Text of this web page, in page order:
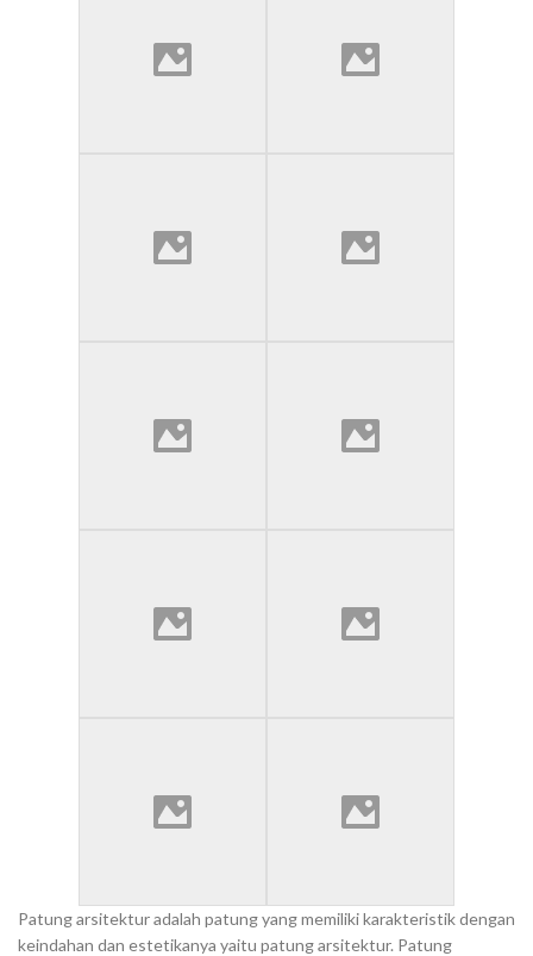
Patung arsitektur adalah patung yang memiliki karakteristik dengan
keindahan dan estetikanya yaitu patung arsitektur. Patung